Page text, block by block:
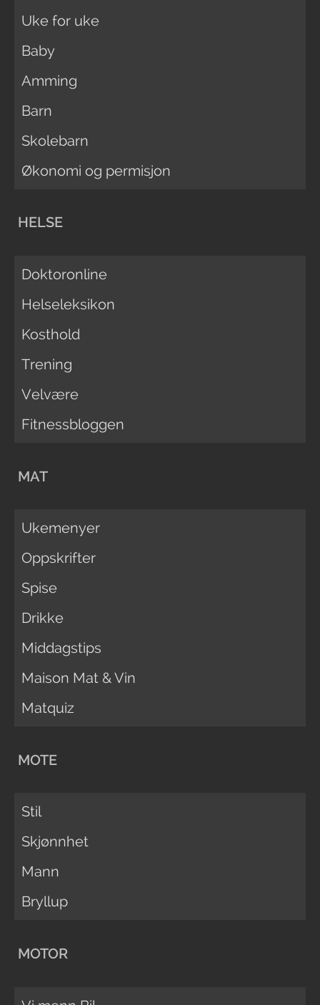
Uke for uke
Baby
Amming
Barn
Skolebarn
Økonomi og permisjon
HELSE
Doktoronline
Helseleksikon
Kosthold
Trening
Velvære
Fitnessbloggen
MAT
Ukemenyer
Oppskrifter
Spise
Drikke
Middagstips
Maison Mat & Vin
Matquiz
MOTE
Stil
Skjønnhet
Mann
Bryllup
MOTOR